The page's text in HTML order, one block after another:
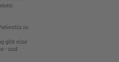
in
gibt eine
und